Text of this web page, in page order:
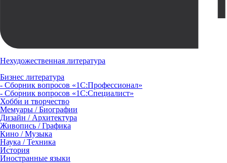
Нехудожественная литература
Бизнес литература
- Сборник вопросов «1С:Профессионал»
- Сборник вопросов «1С:Специалист»
Хобби и творчество
Мемуары / Биографии
Дизайн / Архитектура
Живопись / Графика
Кино / Музыка
Наука / Техника
История
Иностранные языки